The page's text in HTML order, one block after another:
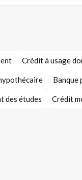
Crédit à usage
Banque
des études Crédit